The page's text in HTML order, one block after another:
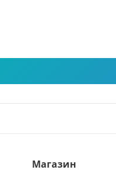
Магазин